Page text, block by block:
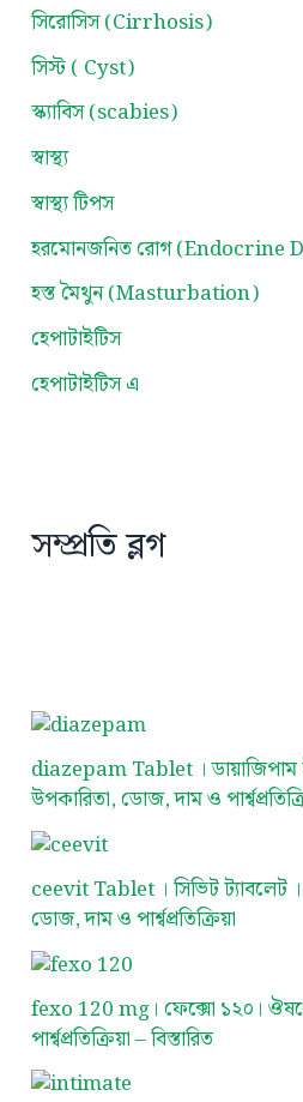
সিরোসিস (Cirrhosis)
সিস্ট ( Cyst)
স্ক্যাবিস (scabies)
স্বাস্থ্য
স্বাস্থ্য টিপস
হরমোনজনিত রোগ (Endocrine
হস্ত মৈথুন (Masturbation)
হেপাটাইটিস
হেপাটাইটিস এ
সম্প্রতি ব্লগ
diazepam Tablet । ডায়াজিপাম
উপকারিতা, ডোজ, দাম ও
ceevit Tablet । সিভিট ট্যাবলেট ।
ডোজ, দাম ও পার্শ্বপ্রতিক্রিয়া
fexo 120 mg। ফেক্সো ১২০।
পার্শ্বপ্রতিক্রিয়া – বিস্তারিত